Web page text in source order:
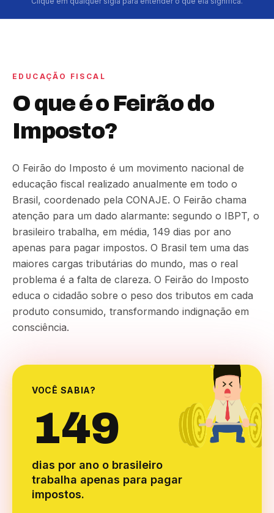
EDUCAÇÃO FISCAL
O que é o Feirão do
Imposto?
O Feirão do Imposto é um movimento nacional de
educação fiscal realizado anualmente em todo o
Brasil, coordenado pela CONAJE. O Feirão chama
atenção para um dado alarmante: segundo o IBPT, o
brasileiro trabalha, em média, 149 dias por ano
apenas para pagar impostos. O Brasil tem uma das
maiores cargas tributárias do mundo, mas o real
problema é a falta de clareza. O Feirão do Imposto
educa o cidadão sobre o peso dos tributos em cada
produto consumido, transformando indignação em
consciência.
VOCÊ SABIA?
149
dias por ano o brasileiro
trabalha apenas para pagar
impostos.